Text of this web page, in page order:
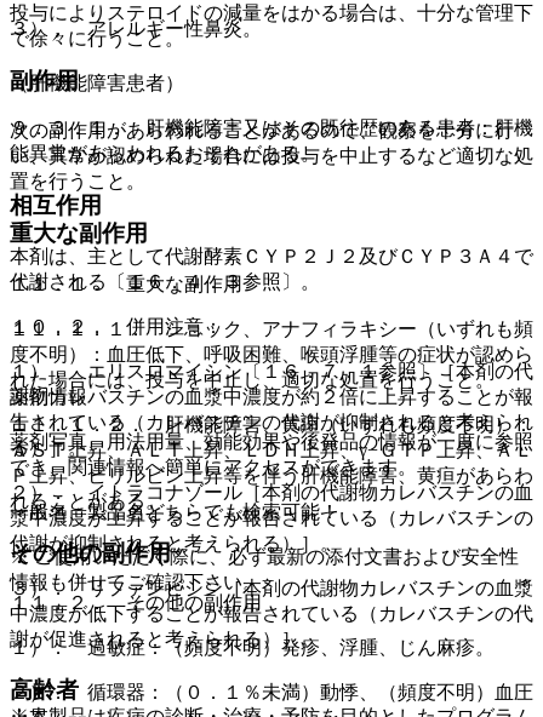
投与によりステロイドの減量をはかる場合は、十分な管理下
で徐々に行うこと。
（肝機能障害患者）
９．３．１． 肝機能障害又はその既往歴のある患者：肝機
能異常があらわれるおそれがある。
相互作用
本剤は、主として代謝酵素ＣＹＰ２Ｊ２及びＣＹＰ３Ａ４で
代謝される〔１６．４．３参照〕。
１０．２． 併用注意：
１）． エリスロマイシン〔１６．７．１参照〕［本剤の代
謝物カレバスチンの血漿中濃度が約２倍に上昇することが報
告されている（カレバスチンの代謝が抑制されると考えられ
る）］。
２）． イトラコナゾール［本剤の代謝物カレバスチンの血
漿中濃度が上昇することが報告されている（カレバスチンの
代謝が抑制されると考えられる）］。
３）． リファンピシン［本剤の代謝物カレバスチンの血漿
中濃度が低下することが報告されている（カレバスチンの代
謝が促進されると考えられる）］。
高齢者
３）． アレルギー性鼻炎。
副作用
次の副作用があらわれることがあるので、観察を十分に行
い、異常が認められた場合には投与を中止するなど適切な処
置を行うこと。
重大な副作用
１１．１． 重大な副作用
１１．１．１． ショック、アナフィラキシー（いずれも頻
度不明）：血圧低下、呼吸困難、喉頭浮腫等の症状が認めら
れた場合には、投与を中止し、適切な処置を行うこと。
１１．１．２． 肝機能障害、黄疸（いずれも頻度不明）：
ＡＳＴ上昇、ＡＬＴ上昇、ＬＤＨ上昇、γ−ＧＴＰ上昇、ＡＬ
Ｐ上昇、ビリルビン上昇等を伴う肝機能障害、黄疸があらわ
れることがある。
その他の副作用
１１．２． その他の副作用
１）． 過敏症：（頻度不明）発疹、浮腫、じん麻疹。
２）． 循環器：（０．１％未満）動悸、（頻度不明）血圧
薬剤情報
薬剤写真、用法用量、効能効果や後発品の情報が一度に参照
でき、関連情報へ簡単にアクセスができます。
一般名、製品名どちらでも検索可能！
※ ご使用いただく際に、必ず最新の添付文書および安全性
情報も併せてご確認下さい。